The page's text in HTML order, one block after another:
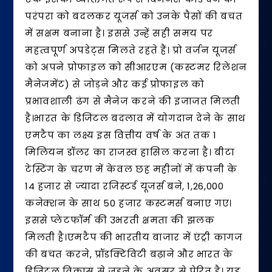
परंपरा को बदलकर यूजर्स को उनके पैसों की बचत
में सक्षम बनाना है। इससे उन्हें सही समय पर
महत्वपूर्ण अपडेट्स मिलते रहते हैं। प्रो वर्जन यूजर्स
को अपने प्रोफाइल को सीआरएम (कस्टमर रिलेशन
मैनेजमेंट) से जोड़ने और कई प्रोफाइल को
प्रभावशाली ढंग से मैनेज करने की इजाजत मिलती
है।भारत के डिजिटल बदलाव में योगदान देने के साथ
एमटैप का लक्ष्य इस वित्तीय वर्ष के अंत तक 1
मिलियन डॉलर का राजस्व हासिल करना है। बीटा
टेस्टिंग के चरण में केवल छह महीनों में कंपनी के
14 हजार से ज्यादा रजिस्टर्ड यूजर्स बने, 1,26,000
कनेक्शन के साथ 50 हजार कस्टमर्स बनाए गए।
इससे प्लेटफॉर्म की उभरती क्षमता की झलक
मिलती है।एमटैप की भारतीय बाजार में एंट्री कागज
की बचत करने, प्रॉडक्टिविटी बढ़ाने और भारत के